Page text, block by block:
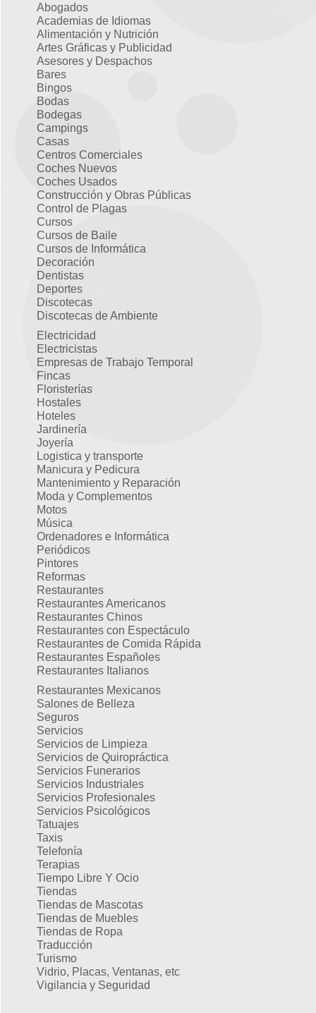
Abogados
Academias de Idiomas
Alimentación y Nutrición
Artes Gráficas y Publicidad
Asesores y Despachos
Bares
Bingos
Bodas
Bodegas
Campings
Casas
Centros Comerciales
Coches Nuevos
Coches Usados
Construcción y Obras Públicas
Control de Plagas
Cursos
Cursos de Baile
Cursos de Informática
Decoración
Dentistas
Deportes
Discotecas
Discotecas de Ambiente
Electricidad
Electricistas
Empresas de Trabajo Temporal
Fincas
Floristerías
Hostales
Hoteles
Jardinería
Joyería
Logistica y transporte
Manicura y Pedicura
Mantenimiento y Reparación
Moda y Complementos
Motos
Música
Ordenadores e Informática
Periódicos
Pintores
Reformas
Restaurantes
Restaurantes Americanos
Restaurantes Chinos
Restaurantes con Espectáculo
Restaurantes de Comida Rápida
Restaurantes Españoles
Restaurantes Italianos
Restaurantes Mexicanos
Salones de Belleza
Seguros
Servicios
Servicios de Limpieza
Servicios de Quiropráctica
Servicios Funerarios
Servicios Industriales
Servicios Profesionales
Servicios Psicológicos
Tatuajes
Taxis
Telefonía
Terapias
Tiempo Libre Y Ocio
Tiendas
Tiendas de Mascotas
Tiendas de Muebles
Tiendas de Ropa
Traducción
Turismo
Vidrio, Placas, Ventanas, etc
Vigilancia y Seguridad